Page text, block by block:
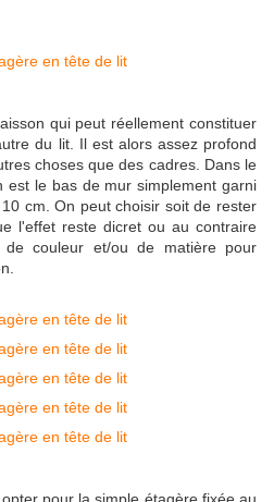
qui peut réellement constituer
du lit. Il est alors assez profond
choses que des cadres. Dans le
est le bas de mur simplement garni
cm. On peut choisir soit de rester
l'effet reste dicret ou au contraire
de couleur et/ou de matière pour